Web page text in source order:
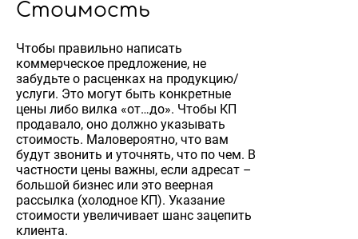
Стоимость
Чтобы правильно написать
коммерческое предложение, не
забудьте о расценках на продукцию/
услуги. Это могут быть конкретные
цены либо вилка «от…до». Чтобы КП
продавало, оно должно указывать
стоимость. Маловероятно, что вам
будут звонить и уточнять, что по чем. В
частности цены важны, если адресат –
большой бизнес или это веерная
рассылка (холодное КП). Указание
стоимости увеличивает шанс зацепить
клиента.